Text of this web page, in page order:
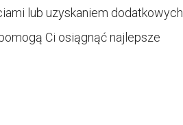
lub uzyskaniem dodatkowych
Ci osiągnąć najlepsze